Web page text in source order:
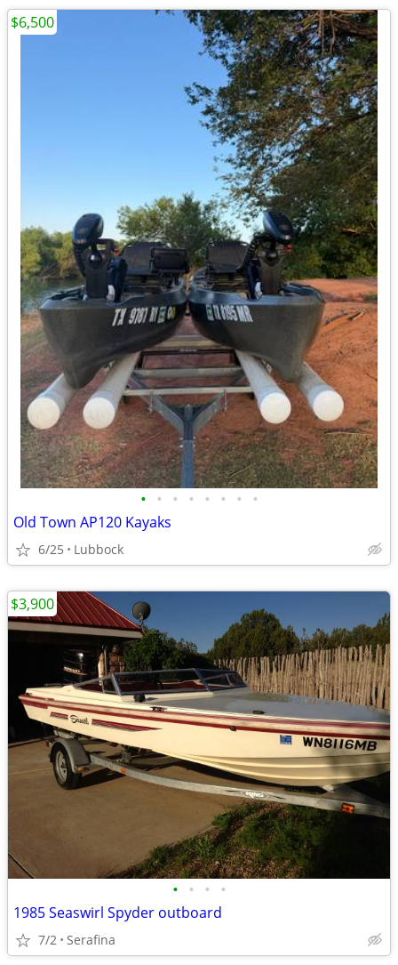
• • • • • • • •
Old Town AP120 Kayaks
6/25 Lubbock
$6,500
• • • •
1985 Seaswirl Spyder outboard
7/2 Serafina
$3,900